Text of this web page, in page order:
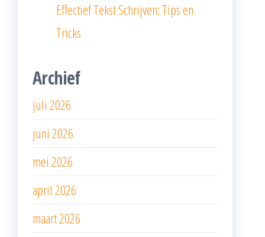
Effectief Tekst Schrijven: Tips en
Tricks
Archief
juli 2026
juni 2026
mei 2026
april 2026
maart 2026